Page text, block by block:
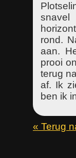
rond.
aan.
prooi
terug
af. Ik
ben ik
« Terug